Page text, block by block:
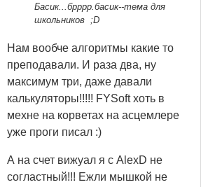
Басик...брррр.басик--тема для
школьников ;D
Нам вообче алгоритмы какие то
преподавали. И раза два, ну
максимум три, даже давали
калькуляторы!!!!! FYSoft хоть в
мехне на корветах на асцемлере
уже проги писал :)
А на счет вижуал я с AlexD не
согластный!!! Ежли мышкой не